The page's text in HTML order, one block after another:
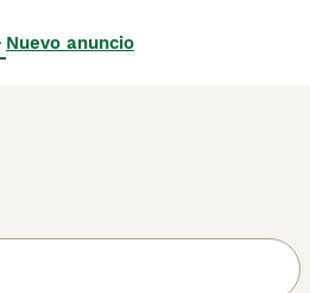
Nuevo anuncio